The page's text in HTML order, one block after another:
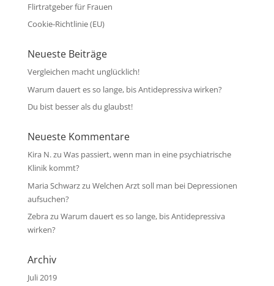
Flirtratgeber für Frauen
Cookie-Richtlinie (EU)
Neueste Beiträge
Vergleichen macht unglücklich!
Warum dauert es so lange, bis Antidepressiva wirken?
Du bist besser als du glaubst!
Neueste Kommentare
Kira N.zu Was passiert, wenn man in eine psychiatrische
Klinik kommt?
Maria Schwarzzu Welchen Arzt soll man bei Depressionen
aufsuchen?
Zebrazu Warum dauert es so lange, bis Antidepressiva
wirken?
Archiv
Juli 2019